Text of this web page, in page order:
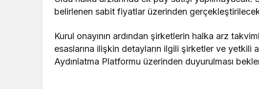
belirlenen sabit fiyatlar üzerinden
Kurul onayının ardından şirketlerin halka arz
esaslarına ilişkin detayların ilgili şirketler ve yetkili
Aydınlatma Platformu üzerinden duyurulması